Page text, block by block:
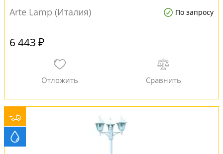
Arte Lamp (Италия) По запросу
6 443 ₽